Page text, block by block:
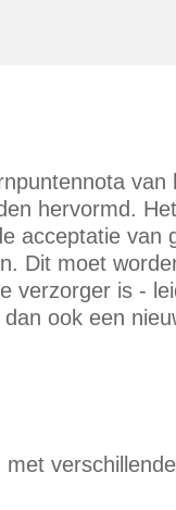
van
hervormd.
acceptatie van
Dit moet
verzorger is -
ook een
verschillende